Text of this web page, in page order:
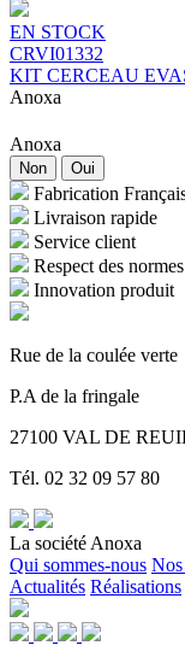
EN STOCK
CRVI01332
KIT CERCEAU
Anoxa
Anoxa
Non Oui
Fabrication
Livraison rapide
Service client
Respect des normes
Innovation produit
Rue de la coulée verte
P.A de la fringale
27100 VAL DE
Tél. 02 32 09 57 80
La société Anoxa
Qui sommes-nous
Actualités Réalisations